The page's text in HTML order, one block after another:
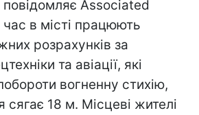
Associated
в місті працюють
розрахунків за
та авіації, які
вогненну стихію,
сягає 18 м. Місцеві жителі